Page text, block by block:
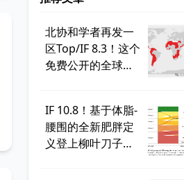
在探究中国青少年母乳喂
养持续时间和认知结果之
间的关系。
北协和学者再发一
区Top/IF 8.3！这个
免费公开的全球学
IF 10.8！基于体脂-
腰围的全新肥胖定
义登上柳叶刀子